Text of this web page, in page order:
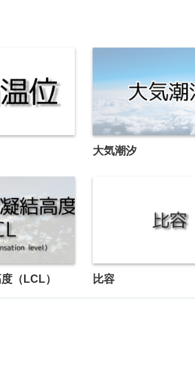
大気潮汐
（LCL） 比容